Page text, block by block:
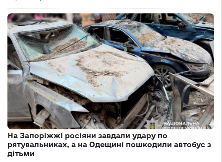
На Запоріжжі росіяни завдали удару по
рятувальниках, а на Одещині пошкодили автобус з
дітьми